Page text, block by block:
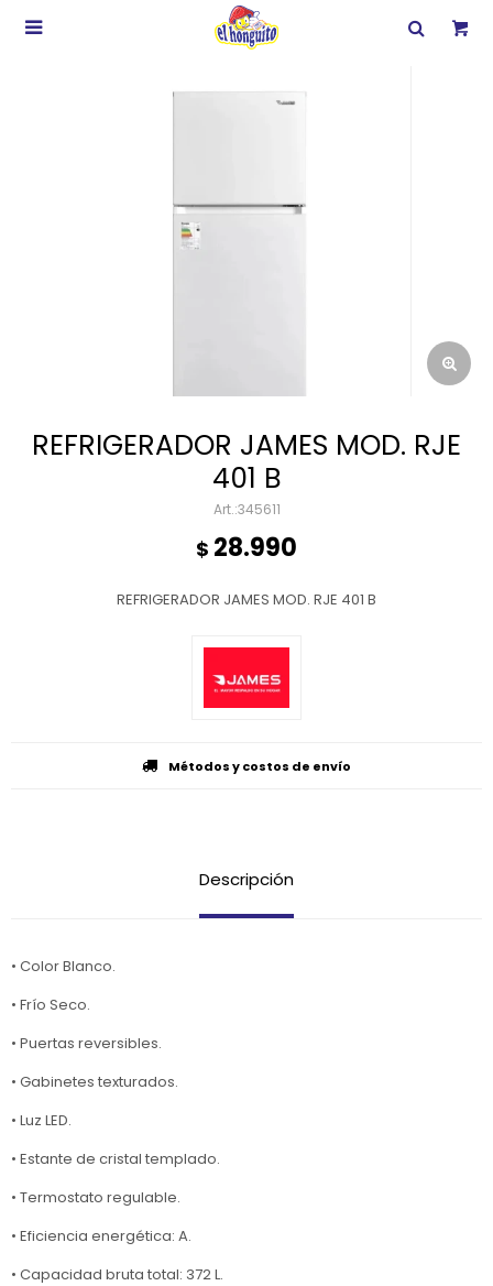

REFRIGERADOR JAMES MOD. RJE
401 B
345611
$ 28.990
REFRIGERADOR JAMES MOD. RJE 401 B
Métodos y costos de envío
Descripción
• Color Blanco.
• Frío Seco.
• Puertas reversibles.
• Gabinetes texturados.
• Luz LED.
• Estante de cristal templado.
• Termostato regulable.
• Eficiencia energética: A.
• Capacidad bruta total: 372 L.